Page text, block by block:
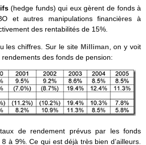
(hedge funds) qui eux gèrent de fonds à
et autres manipulations financières à
des rentabilités de 15%.
les chiffres. Sur le site Milliman , on y voit
des fonds de pension:
de rendement prévus par les fonds
à 9%. Ce qui est déjà très bien d’ailleurs.